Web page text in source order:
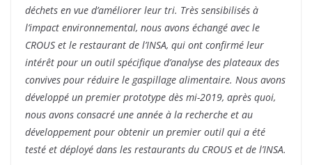
déchets en vue d’améliorer leur tri. Très sensibilisés à
l’impact environnemental, nous avons échangé avec le
CROUS et le restaurant de l’INSA, qui ont confirmé leur
intérêt pour un outil spécifique d’analyse des plateaux des
convives pour réduire le gaspillage alimentaire. Nous avons
développé un premier prototype dès mi-2019, après quoi,
nous avons consacré une année à la recherche et au
développement pour obtenir un premier outil qui a été
testé et déployé dans les restaurants du CROUS et de l’INSA.